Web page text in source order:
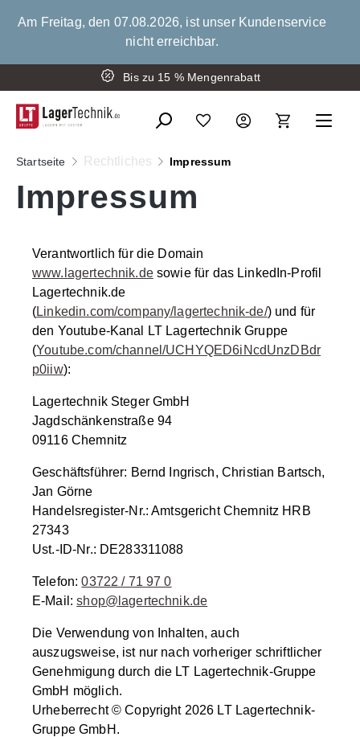
springen
Am Freitag, den 07.08.2026, ist unser Kundenservice
nicht erreichbar.
Bis zu 15 % Mengenrabatt
Startseite Rechtliches Impressum
Impressum
Verantwortlich für die Domain
www.lagertechnik.desowie für das LinkedIn-Profil
Lagertechnik.de
(Linkedin.com/company/lagertechnik-de/) und für
den Youtube-Kanal LT Lagertechnik Gruppe
(Youtube.com/channel/UCHYQED6iNcdUnzDBdr
p0iiw):
Lagertechnik Steger GmbH
Jagdschänkenstraße 94
09116 Chemnitz
Geschäftsführer: Bernd Ingrisch, Christian Bartsch,
Jan Görne
Handelsregister-Nr.: Amtsgericht Chemnitz HRB
27343
Ust.-ID-Nr.: DE283311088
Telefon:03722 / 71 97 0
E-Mail:shop@lagertechnik.de
Die Verwendung von Inhalten, auch
auszugsweise, ist nur nach vorheriger schriftlicher
Genehmigung durch die LT Lagertechnik-Gruppe
GmbH möglich.
Urheberrecht © Copyright 2026 LT Lagertechnik-
Gruppe GmbH.